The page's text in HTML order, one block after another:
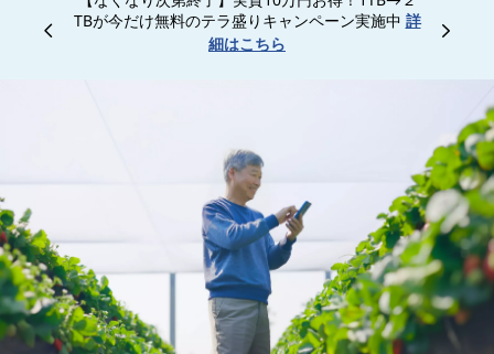
TBが今だけ無料のテラ盛りキャンペーン実施中 詳
細はこちらCurrently displaying item 3 of